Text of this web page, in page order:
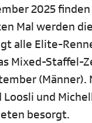
2025
Mal werden
alle Elite-
Mixed-Staffel-
und
besorgt.